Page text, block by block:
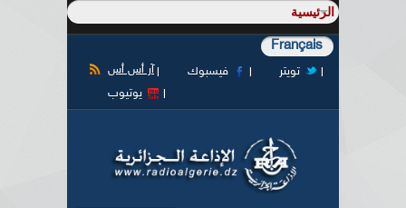
Français
آر أس أس فيسبوك
تويتر
يوتيوب